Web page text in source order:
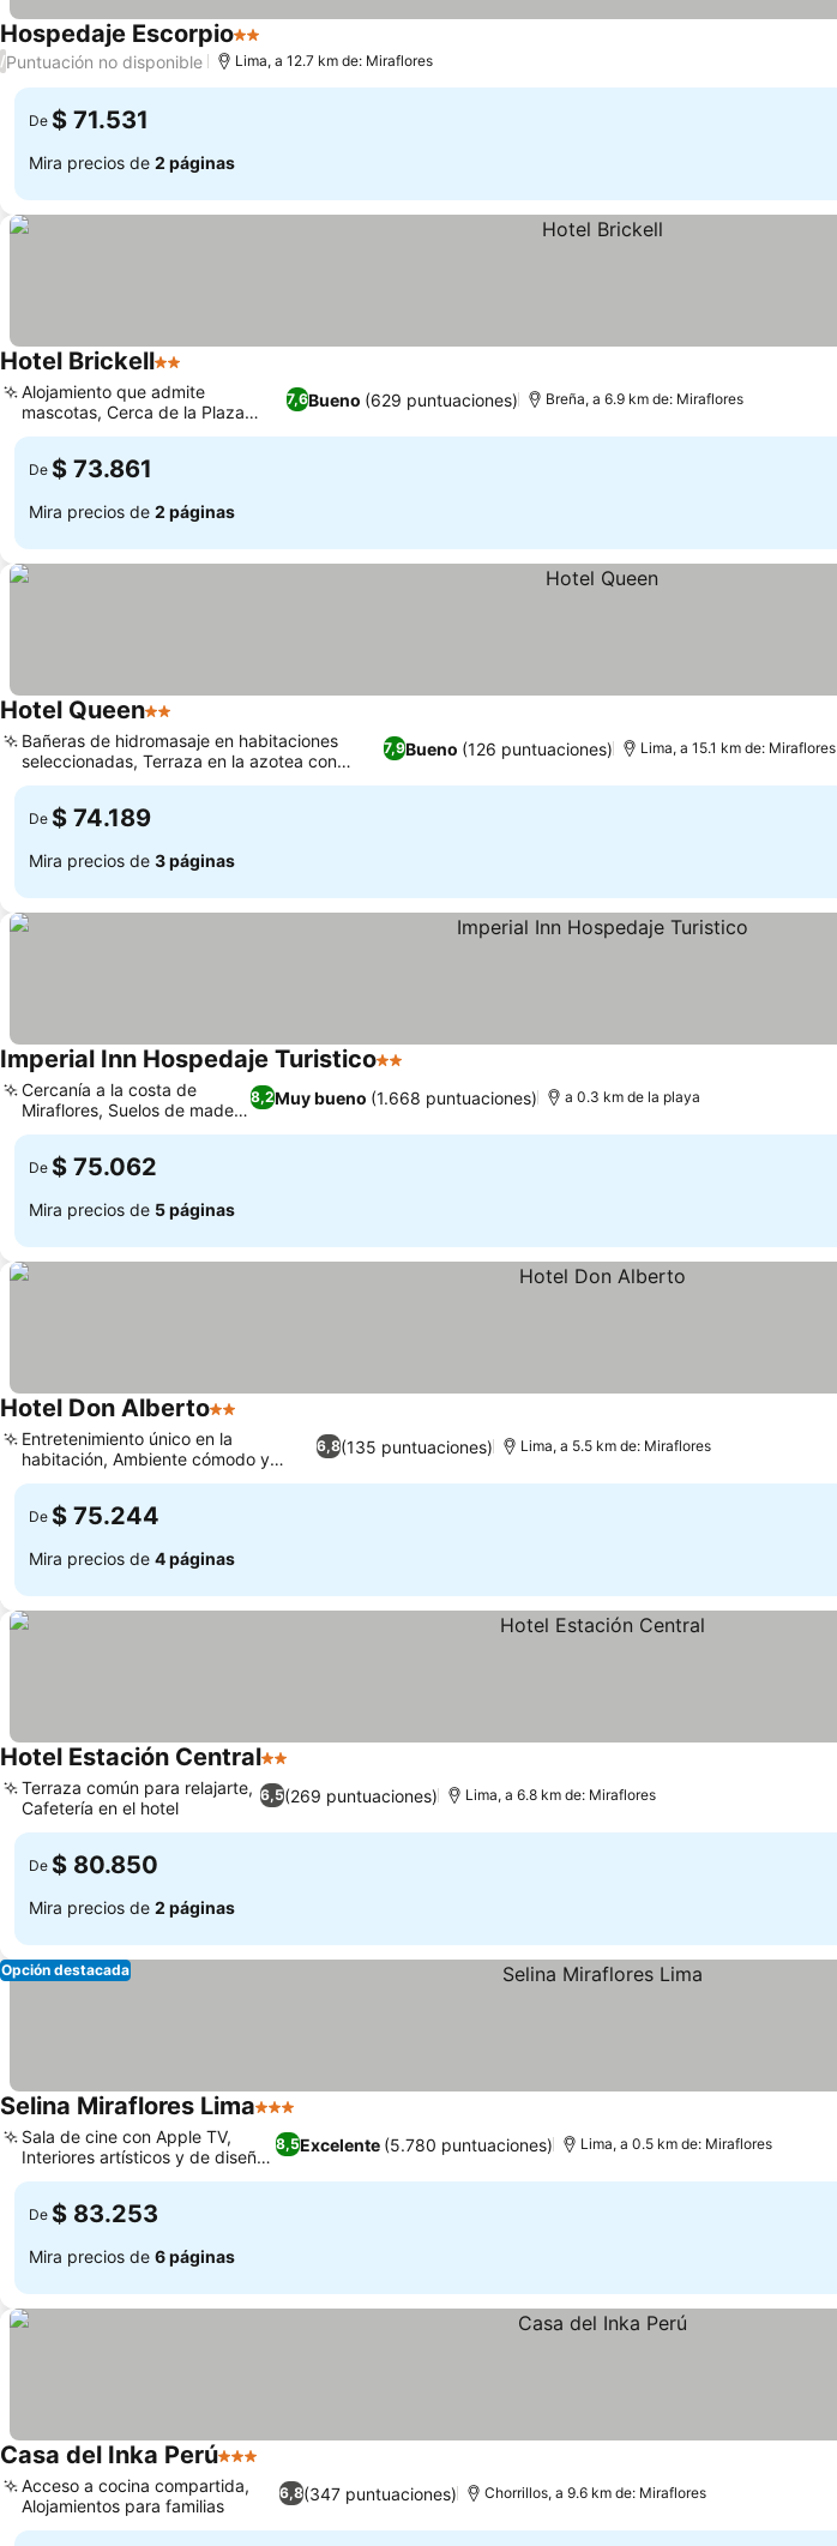
Hospedaje Escorpio2 Estrellas
/Puntuación no disponible Lima, a 12.7 km de: Miraflores
De $ 71.531
Mira precios de 2 páginas
Hotel Brickell2 Estrellas
7,6Bueno (629 puntuaciones)
Alojamiento que admite
mascotas, Cerca de la Plaza
Bolognesi
Breña, a 6.9 km de: Miraflores
De $ 73.861
Mira precios de 2 páginas
Hotel Queen2 Estrellas
7,9Bueno (126 puntuaciones)
Bañeras de hidromasaje en habitaciones
seleccionadas, Terraza en la azotea con
vistas a la ciudad
Lima, a 15.1 km de: Miraflores
De $ 74.189
Mira precios de 3 páginas
Imperial Inn Hospedaje Turistico2 Estrellas
8,2Muy bueno (1.668 puntuaciones)
Cercanía a la costa de
Miraflores, Suelos de madera
fina
a 0.3 km de la playa
De $ 75.062
Mira precios de 5 páginas
Hotel Don Alberto2 Estrellas
6,8(135 puntuaciones)
Entretenimiento único en la
habitación, Ambiente cómodo y
seguro
Lima, a 5.5 km de: Miraflores
De $ 75.244
Mira precios de 4 páginas
Hotel Estación Central2 Estrellas
6,5(269 puntuaciones)
Terraza común para relajarte,
Cafetería en el hotel
Lima, a 6.8 km de: Miraflores
De $ 80.850
Mira precios de 2 páginas
Opción destacada
Selina Miraflores Lima3 Estrellas
8,5Excelente (5.780 puntuaciones)
Sala de cine con Apple TV,
Interiores artísticos y de diseño
local
Lima, a 0.5 km de: Miraflores
De $ 83.253
Mira precios de 6 páginas
Casa del Inka Perú3 Estrellas
6,8(347 puntuaciones)
Acceso a cocina compartida,
Alojamientos para familias
Chorrillos, a 9.6 km de: Miraflores